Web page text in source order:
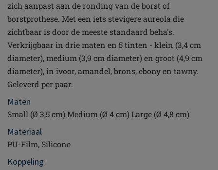
zich aanpast aan de ronding van de borst of
borstprothese. Met een iets stevigere aureola die
zichtbaar is door de meeste standaard beha's.
Verkrijgbaar in drie maten en 5 tinten - klein (3,4 cm
diameter), medium (3,9 cm diameter) en groot (4,9 cm
diameter), in ivoor, amandel, brons, ebony en tawny.
Geleverd per paar.
Maten
Small (Ø 3,5 cm) Medium (Ø 4 cm) Large (Ø 4,8 cm)
Materiaal
PU-Film, Silicone
Koppeling